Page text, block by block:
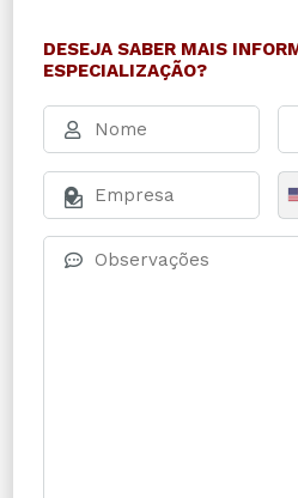
DESEJA SABER MAIS
ESPECIALIZAÇÃO?